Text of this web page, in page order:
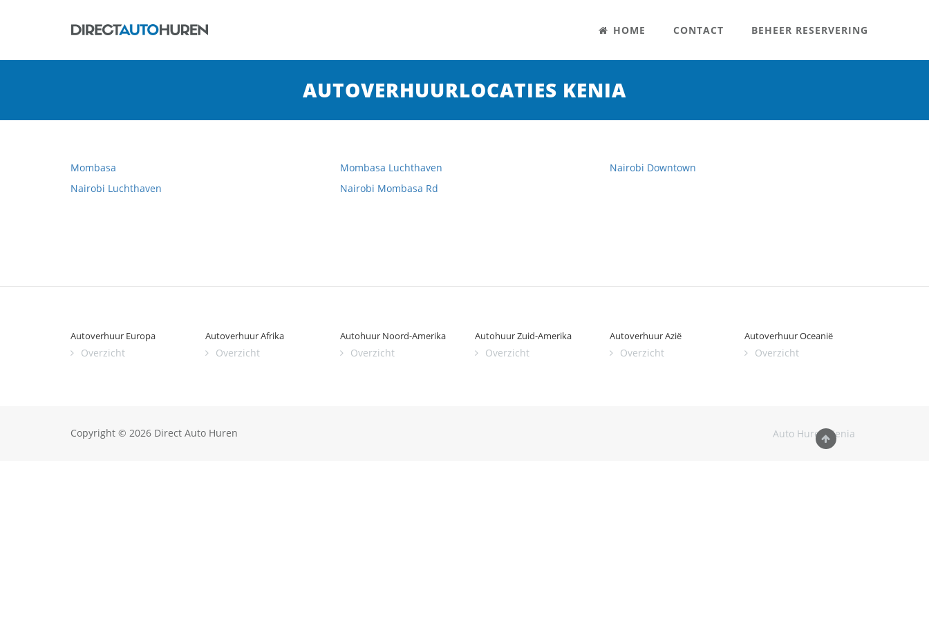
HOME CONTACT BEHEER RESERVERING
AUTOVERHUURLOCATIES KENIA
Mombasa Mombasa Luchthaven
Nairobi Downtown
Nairobi Luchthaven
Nairobi Mombasa Rd
Autoverhuur Europa
Overzicht
Autoverhuur Afrika
Overzicht
Autohuur Noord-Amerika
Overzicht
Autohuur Zuid-Amerika
Overzicht
Autoverhuur Azië
Overzicht
Autoverhuur Oceanië
Overzicht
Copyright © 2026 Direct Auto Huren Auto Huren Kenia